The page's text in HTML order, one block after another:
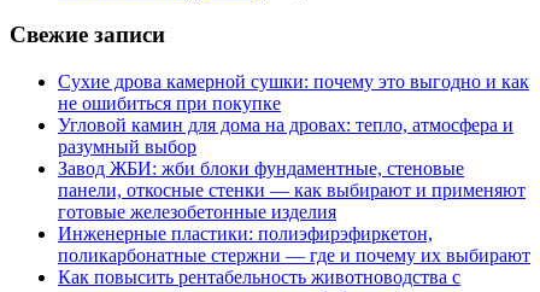
Свежие записи
Сухие дрова камерной сушки: почему это выгодно и как
не ошибиться при покупке
Угловой камин для дома на дровах: тепло, атмосфера и
разумный выбор
Завод ЖБИ: жби блоки фундаментные, стеновые
панели, откосные стенки — как выбирают и применяют
готовые железобетонные изделия
Инженерные пластики: полиэфирэфиркетон,
поликарбонатные стержни — где и почему их выбирают
Как повысить рентабельность животноводства с